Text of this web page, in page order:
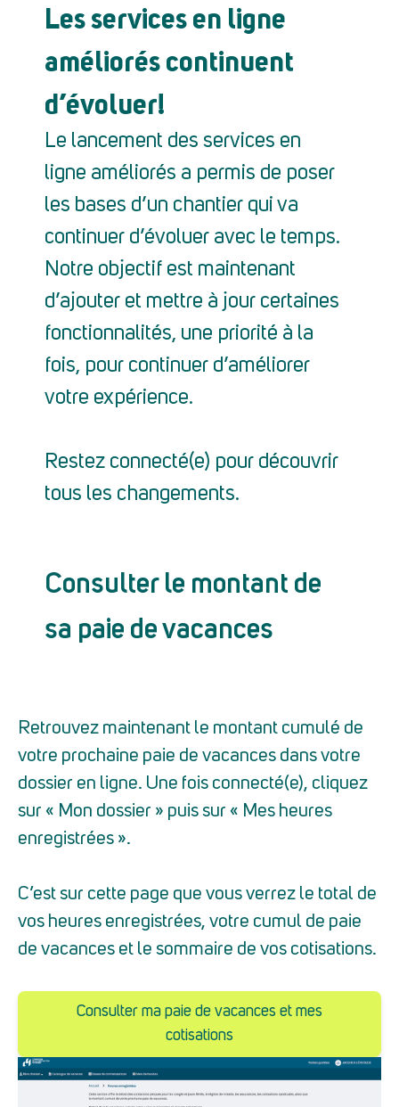
Les services en ligne
améliorés continuent
d’évoluer!
Le lancement des services en
ligne améliorés a permis de poser
les bases d’un chantier qui va
continuer d’évoluer avec le temps.
Notre objectif est maintenant
d’ajouter et mettre à jour certaines
fonctionnalités, une priorité à la
fois, pour continuer d’améliorer
votre expérience.
Restez connecté(e) pour découvrir
tous les changements.
Consulter le montant de
sa paie de vacances
Retrouvez maintenant le montant cumulé de
votre prochaine paie de vacances dans votre
dossier en ligne. Une fois connecté(e), cliquez
sur « Mon dossier » puis sur « Mes heures
enregistrées ».
C’est sur cette page que vous verrez le total de
vos heures enregistrées, votre cumul de paie
de vacances et le sommaire de vos cotisations.
Consulter ma paie de vacances et mes
cotisations